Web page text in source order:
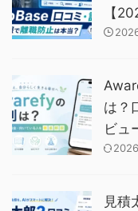
【
は？
ビュ
見積